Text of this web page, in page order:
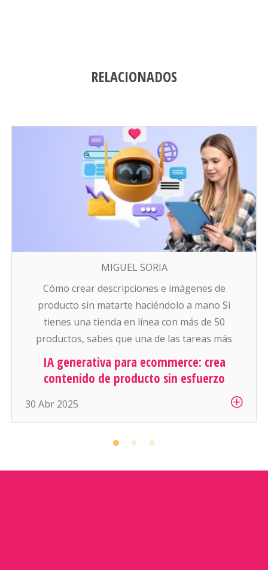
RELACIONADOS
MIGUEL SORIA
Cómo crear descripciones e imágenes de
producto sin matarte haciéndolo a mano Si
tienes una tienda en línea con más de 50
productos, sabes que una de las tareas más
pesadas (y aburridas) es: escribir descripciones
atractivas y conseguir buenas fotos para cada
artículo. Y si manejas cientos o miles de
productos… es simplemente inhumano […]
IA generativa para ecommerce: crea
contenido de producto sin esfuerzo
30 Abr 2025